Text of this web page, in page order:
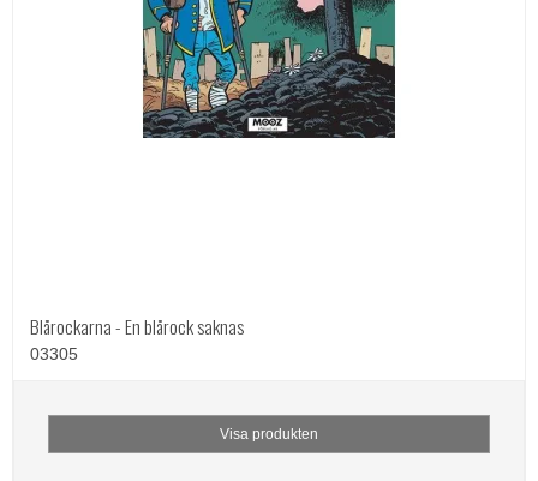
Blårockarna - En blårock saknas
03305
Visa produkten